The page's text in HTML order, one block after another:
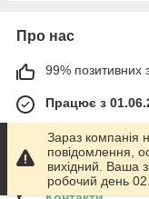
Про нас
99% позитивних з
Працює з
м. Харків
График работы
выходной!,
Зараз компанія
повідомлення,
вихідний. Ваша
робочий день